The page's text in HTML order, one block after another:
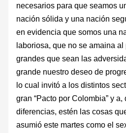
necesarios para que seamos
nación sólida y una nación
en evidencia que somos una
laboriosa, que no se amaina al
grandes que sean las
grande nuestro deseo de
lo cual invitó a los distintos
gran “Pacto por Colombia” y
diferencias, estén las cosas
asumió este martes como el